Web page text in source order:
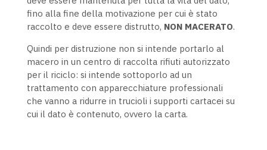
fino alla fine della motivazione per cui è stato
raccolto e deve essere distrutto, NON MACERATO.
Quindi per distruzione non si intende portarlo al
macero in un centro di raccolta rifiuti autorizzato
per il riciclo: si intende sottoporlo ad un
trattamento con apparecchiature professionali
che vanno a ridurre in trucioli i supporti cartacei su
cui il dato è contenuto, ovvero la carta.